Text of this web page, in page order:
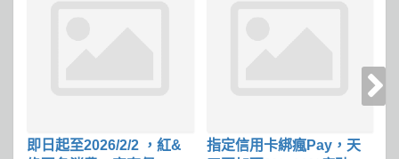
即日起至2026/2/2 ，紅&
指定信用卡綁瘋Pay，天